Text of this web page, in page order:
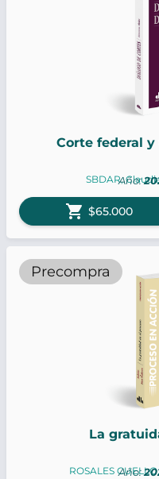
Corte federal y
SBDAR,Año:
shopping_cart $65.000
Precompra
La
ROSALESAño: